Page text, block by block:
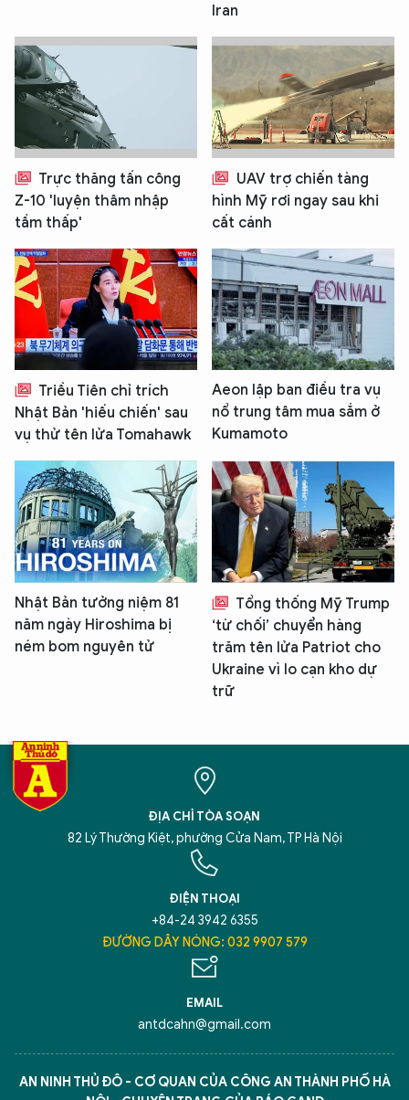
Iran
Trực thăng tấn công
Z-10 'luyện thâm nhập
tầm thấp'
UAV trợ chiến tàng
hình Mỹ rơi ngay sau khi
cất cánh
Triều Tiên chỉ trích
Nhật Bản 'hiếu chiến' sau
vụ thử tên lửa Tomahawk
Aeon lập ban điều tra vụ
nổ trung tâm mua sắm ở
Kumamoto
Nhật Bản tưởng niệm 81
năm ngày Hiroshima bị
ném bom nguyên tử
Tổng thống Mỹ Trump
‘từ chối’ chuyển hàng
trăm tên lửa Patriot cho
Ukraine vì lo cạn kho dự
trữ
ĐỊA CHỈ TÒA SOẠN
82 Lý Thường Kiệt, phường Cửa Nam, TP Hà Nội
ĐIỆN THOẠI
+84-24 3942 6355
ĐƯỜNG DÂY NÓNG: 032 9907 579
EMAIL
antdcahn@gmail.com
AN NINH THỦ ĐÔ - CƠ QUAN CỦA CÔNG AN THÀNH PHỐ HÀ